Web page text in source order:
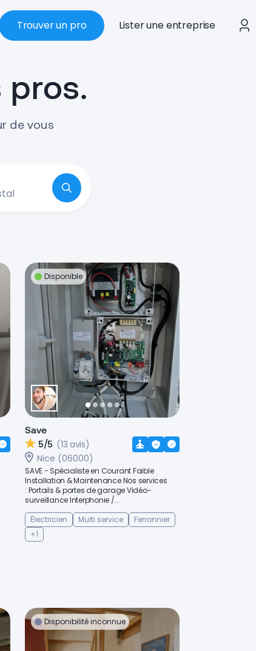
Trouver un pro Lister une entreprise
pros.
de vous
Disponible
Save
5/5 (13 avis)
Nice (06000)
SAVE - Spécialiste en Courant Faible
Installation & Maintenance Nos services
: Portails & portes de garage Vidéo-
surveillance Interphonie /...
Électricien
Multi service
Ferronnier
+1
Disponibilité inconnue